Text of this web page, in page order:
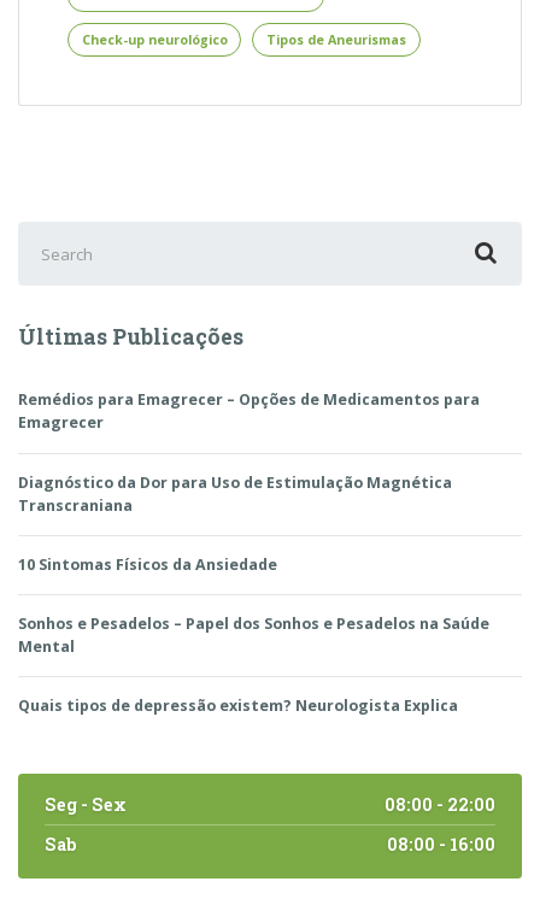
Aneurisma
Cerebral
Check-up neurológico Tipos de Aneurismas
for:
Últimas Publicações
Remédios para Emagrecer – Opções de Medicamentos para
Emagrecer
Diagnóstico da Dor para Uso de Estimulação Magnética
Transcraniana
10 Sintomas Físicos da Ansiedade
Sonhos e Pesadelos – Papel dos Sonhos e Pesadelos na Saúde
Mental
Quais tipos de depressão existem? Neurologista Explica
Seg - Sex
08:00 - 22:00
Sab
08:00 - 16:00